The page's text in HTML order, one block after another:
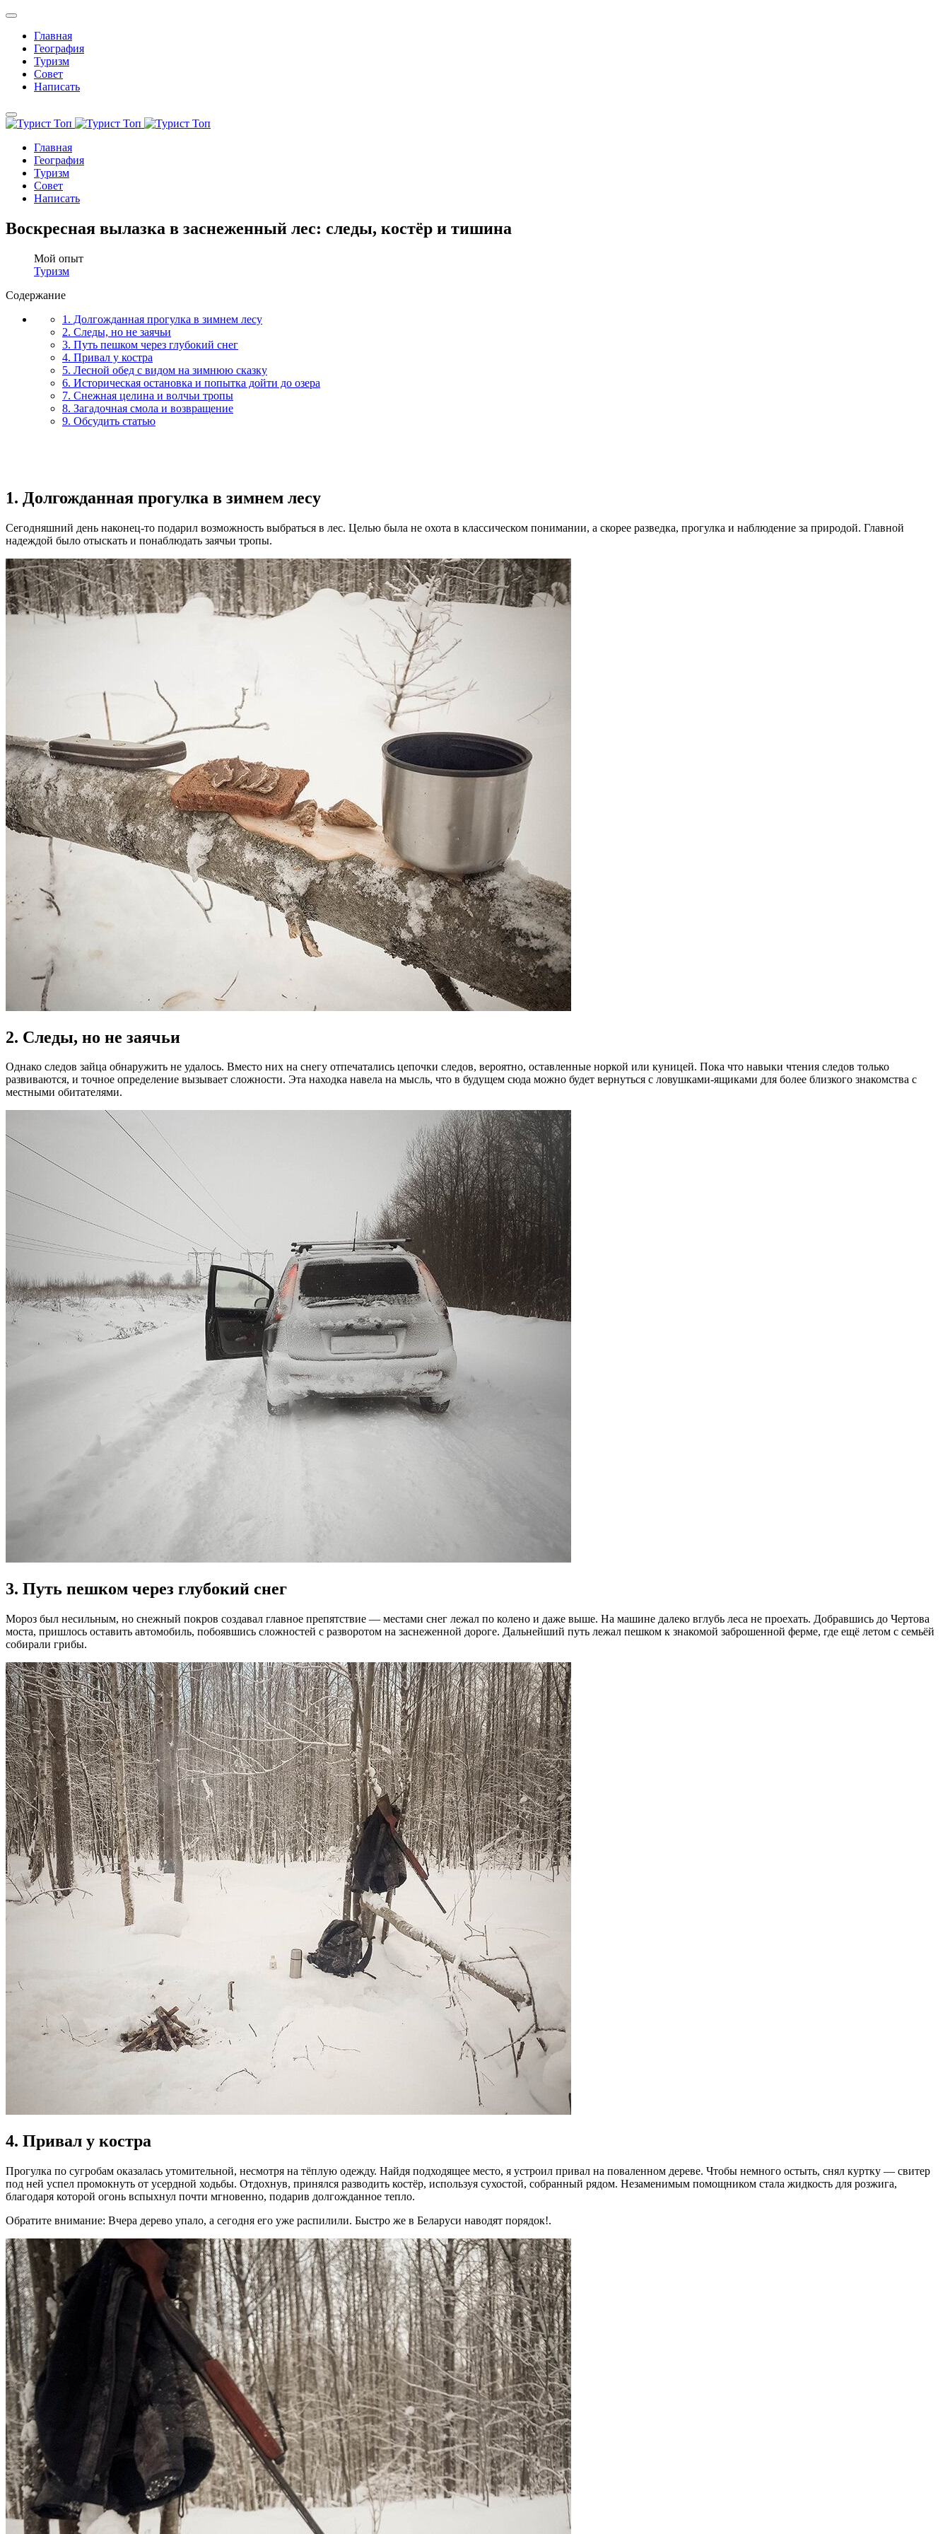
Главная
География
Туризм
Совет
Написать
Главная
География
Туризм
Совет
Написать
Воскресная вылазка в заснеженный лес: следы, костёр и тишина
Мой опыт
Туризм
Содержание
1. Долгожданная прогулка в зимнем лесу
2. Следы, но не заячьи
3. Путь пешком через глубокий снег
4. Привал у костра
5. Лесной обед с видом на зимнюю сказку
6. Историческая остановка и попытка дойти до озера
7. Снежная целина и волчьи тропы
8. Загадочная смола и возвращение
9. Обсудить статью
1. Долгожданная прогулка в зимнем лесу
Сегодняшний день наконец-то подарил возможность выбраться в лес. Целью была не охота в классическом понимании, а скорее разведка, прогулка и наблюдение за природой. Главной
надеждой было отыскать и понаблюдать заячьи тропы.
2. Следы, но не заячьи
Однако следов зайца обнаружить не удалось. Вместо них на снегу отпечатались цепочки следов, вероятно, оставленные норкой или куницей. Пока что навыки чтения следов только
развиваются, и точное определение вызывает сложности. Эта находка навела на мысль, что в будущем сюда можно будет вернуться с ловушками-ящиками для более близкого знакомства с
местными обитателями.
3. Путь пешком через глубокий снег
Мороз был несильным, но снежный покров создавал главное препятствие — местами снег лежал по колено и даже выше. На машине далеко вглубь леса не проехать. Добравшись до Чертова
моста, пришлось оставить автомобиль, побоявшись сложностей с разворотом на заснеженной дороге. Дальнейший путь лежал пешком к знакомой заброшенной ферме, где ещё летом с семьёй
собирали грибы.
4. Привал у костра
Прогулка по сугробам оказалась утомительной, несмотря на тёплую одежду. Найдя подходящее место, я устроил привал на поваленном дереве. Чтобы немного остыть, снял куртку — свитер
под ней успел промокнуть от усердной ходьбы. Отдохнув, принялся разводить костёр, используя сухостой, собранный рядом. Незаменимым помощником стала жидкость для розжига,
благодаря которой огонь вспыхнул почти мгновенно, подарив долгожданное тепло.
Обратите внимание: Вчера дерево упало, а сегодня его уже распилили. Быстро же в Беларуси наводят порядок!.